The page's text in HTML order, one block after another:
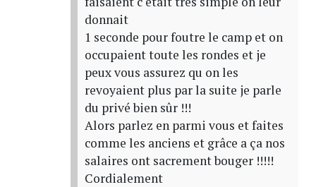
donnait
1 seconde pour foutre le camp et on
occupaient toute les rondes et je
peux vous assurez qu on les
revoyaient plus par la suite je parle
du privé bien sûr !!!
Alors parlez en parmi vous et faites
comme les anciens et grâce a ça nos
salaires ont sacrement bouger !!!!!
Cordialement